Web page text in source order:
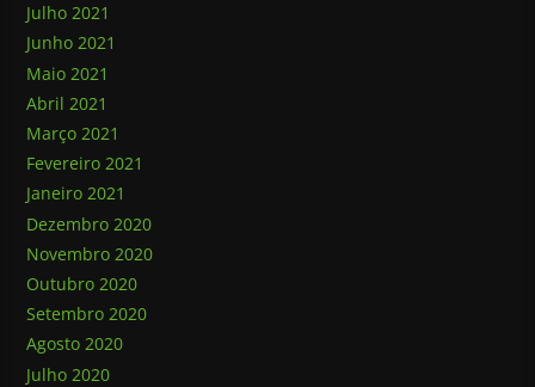
Julho 2021
Junho 2021
Maio 2021
Abril 2021
Março 2021
Fevereiro 2021
Janeiro 2021
Dezembro 2020
Novembro 2020
Outubro 2020
Setembro 2020
Agosto 2020
Julho 2020